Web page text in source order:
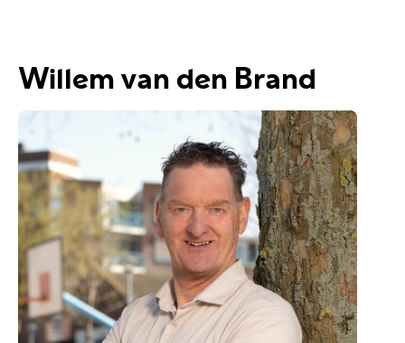
Willem van den Brand